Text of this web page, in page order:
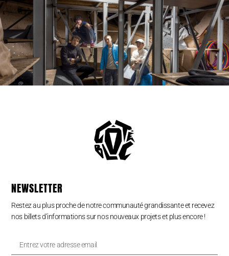
NEWSLETTER
Restez au plus proche de notre communauté grandissante et recevez
nos billets d’informations sur nos nouveaux projets et plus encore !